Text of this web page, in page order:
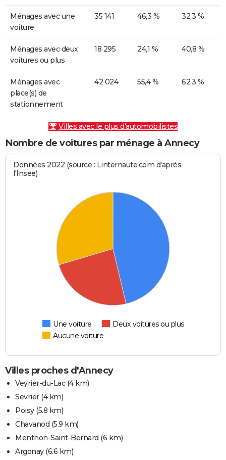
Ménages avec une
voiture
35 141 46,3 % 32,3 %
Ménages avec deux
voitures ou plus
18 295 24,1 % 40,8 %
Ménages avec
place(s) de
stationnement
42 024 55,4 % 62,3 %
Villes avec le plus d'automobilistes
Nombre de voitures par ménage à Annecy
Données 2022 (source : Linternaute.com d'après
l'Insee)
Une voiture
Deux voitures ou plus
Aucune voiture
Villes proches d'Annecy
Veyrier-du-Lac(4 km)
Sevrier(4 km)
Poisy(5.8 km)
Chavanod (5.9 km)
Menthon-Saint-Bernard (6 km)
Argonay(6.6 km)